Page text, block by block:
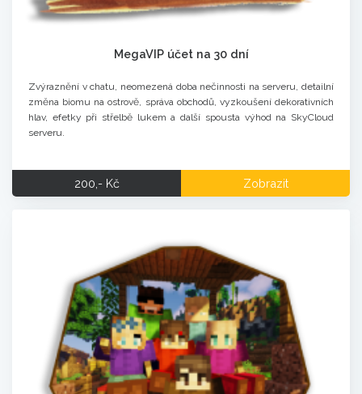
MegaVIP účet na 30 dní
Zvýraznění v chatu, neomezená doba nečinnosti na serveru, detailní
změna biomu na ostrově, správa obchodů, vyzkoušení dekorativních
hlav, efetky při střelbě lukem a další spousta výhod na SkyCloud
serveru.
200,- Kč Zobrazit